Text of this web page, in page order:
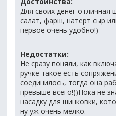
Для своих денег отличная
салат, фарш, натерт сыр
первое очень удобно!)
Недостатки:
Не сразу поняли, как
ручке такое есть
соединилось, тогда она
превыше всего!))Пока не
насадку для шинковки,
ну уж очень мелко.